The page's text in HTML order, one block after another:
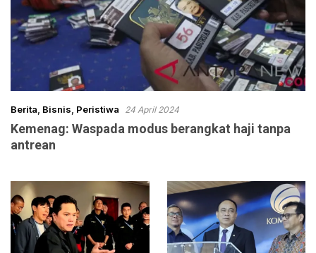
Berita Bisnis Peristiwa 24 April 2024
Kemenag: Waspada modus berangkat haji tanpa
antrean